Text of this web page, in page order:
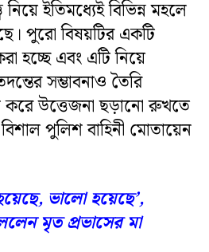
নিয়ে ইতিমধ্যেই বিভিন্ন মহলে
পুরো বিষয়টির একটি
হচ্ছে এবং এটি নিয়ে
সম্ভাবনাও তৈরি
উত্তেজনা ছড়ানো রুখতে
পুলিশ বাহিনী মোতায়েন
ভালো হয়েছে’,
মৃত প্রভাসের মা